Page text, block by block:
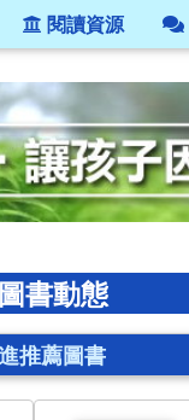
閱讀資源
圖書動態
推薦圖書